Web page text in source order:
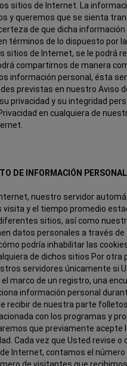
sitios de Internet. La
y queremos que se sienta
de que dicha
términos de lo dispuesto por
sitios de Internet, se le podrá
compartirnos de manera
información personal, ésta
previstas en nuestro Aviso
privacidad y su integridad
en cualquiera de
DE INFORMACIÓN PERSONAL
nuestro servidor
visita y el tiempo promedio
sitios, así como
datos personales a través de
podría inhabilitar las
de dichos sitios Por otra
servidores únicamente si
marco de un registro, una
información personal
recibir de nuestra parte
con los programas y
que previamente acepte
Cada vez que Usted revise o
Internet, contamos el número